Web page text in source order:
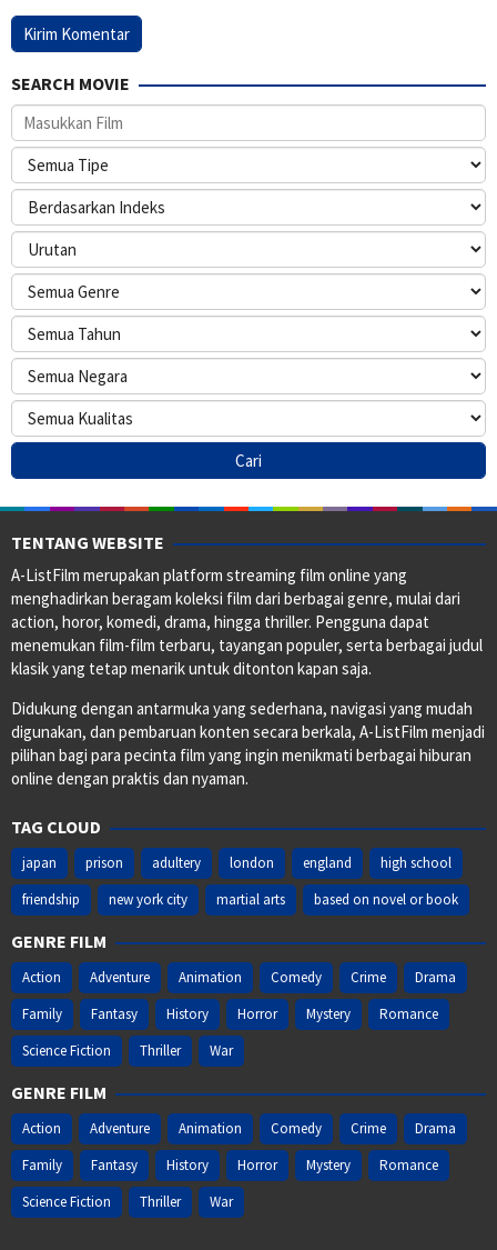
SEARCH MOVIE
TENTANG WEBSITE
A-ListFilm merupakan platform streaming film online yang
menghadirkan beragam koleksi film dari berbagai genre, mulai dari
action, horor, komedi, drama, hingga thriller. Pengguna dapat
menemukan film-film terbaru, tayangan populer, serta berbagai judul
klasik yang tetap menarik untuk ditonton kapan saja.
Didukung dengan antarmuka yang sederhana, navigasi yang mudah
digunakan, dan pembaruan konten secara berkala, A-ListFilm menjadi
pilihan bagi para pecinta film yang ingin menikmati berbagai hiburan
online dengan praktis dan nyaman.
TAG CLOUD
japan prison adultery london england
high school
friendship
new york city martial arts based on novel or book
GENRE FILM
Action Adventure Animation Comedy Crime
Drama
Family
Fantasy History Horror Mystery
Romance
Science Fiction
Thriller War
GENRE FILM
Action Adventure Animation Comedy Crime
Drama
Family
Fantasy History Horror Mystery
Romance
Science Fiction
Thriller War